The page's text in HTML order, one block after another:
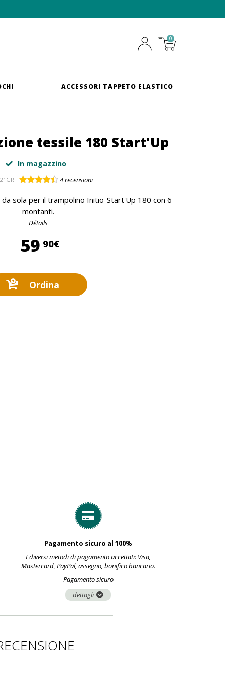
0
ACCESSORI TAPPETO ELASTICO
tessile 180 Start'Up
In magazzino
4recensioni
sola per il trampolino Initio-Start'Up 180 con 6
montanti.
Détails
59 90€59,90 €
Ordina
Pagamento sicuro al 100%
I diversi metodi di pagamento accettati: Visa,
Mastercard, PayPal, assegno, bonifico bancario.
Pagamento sicuro
dettagli